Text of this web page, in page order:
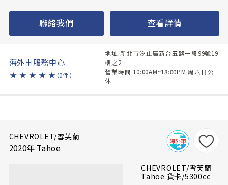
聯絡我們 查看詳情
海外車服務中心
★ ★ ★ ★ ★ （0件）
地址:新北市汐止區新台五路一段99號19
樓之2
營業時間:10:00AM~18:00PM 周六日公
休
CHEVROLET/雪芙蘭
2020年 Tahoe
CHEVROLET/雪芙蘭
Tahoe 貨卡/5300cc